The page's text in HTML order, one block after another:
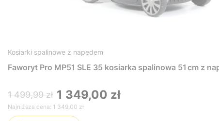
Kosiarki spalinowe z napędem
Faworyt Pro MP51 SLE 35 kosiarka spalinowa 51 cm z
1 499,99 zł 1 349,00 zł
Najniższa cena: 1 349,00 zł